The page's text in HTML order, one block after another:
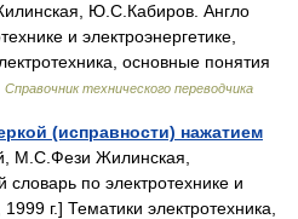
Ю.С.Кабиров. Англо
и электроэнергетике,
основные понятия
Справочник технического переводчика
(исправности) нажатием
М.С.Фези Жилинская,
по электротехнике и
г.] Тематики электротехника,